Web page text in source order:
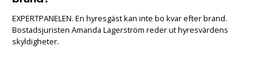
EXPERTPANELEN. En hyresgäst kan inte bo kvar efter brand.
Bostadsjuristen Amanda Lagerström reder ut hyresvärdens
skyldigheter.